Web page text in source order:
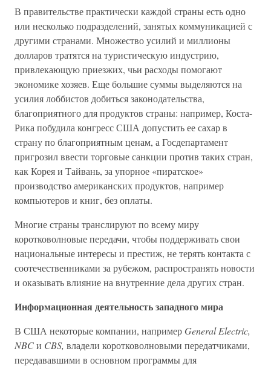
В правительстве практически каждой страны есть одно
или несколько подразделений, занятых коммуникацией с
другими странами. Множество усилий и миллионы
долларов тратятся на туристическую индустрию,
привлекающую приезжих, чьи расходы помогают
экономике хозяев. Еще большие суммы выделяются на
усилия лоббистов добиться законодательства,
благоприятного для продуктов страны: например, Коста-
Рика побудила конгресс США допустить ее сахар в
страну по благоприятным ценам, а Госдепартамент
пригрозил ввести торговые санкции против таких стран,
как Корея и Тайвань, за упорное «пиратское»
производство американских продуктов, например
компьютеров и книг, без оплаты.
Многие страны транслируют по всему миру
коротковолновые передачи, чтобы поддерживать свои
национальные интересы и престиж, не терять контакта с
соотечественниками за рубежом, распространять новости
и оказывать влияние на внутренние дела других стран.
Информационная деятельность западного мира
В США некоторые компании, напримерGeneral Electric,
NBCи CBS, владели коротковолновыми передатчиками,
передававшими в основном программы для